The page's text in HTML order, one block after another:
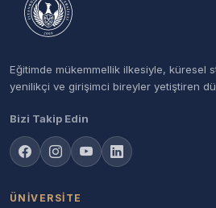
Eğitimde mükemmellik ilkesiyle, küresel
yenilikçi ve girişimci bireyler yetiştiren
Bizi Takip Edin
ÜNIVERSITE